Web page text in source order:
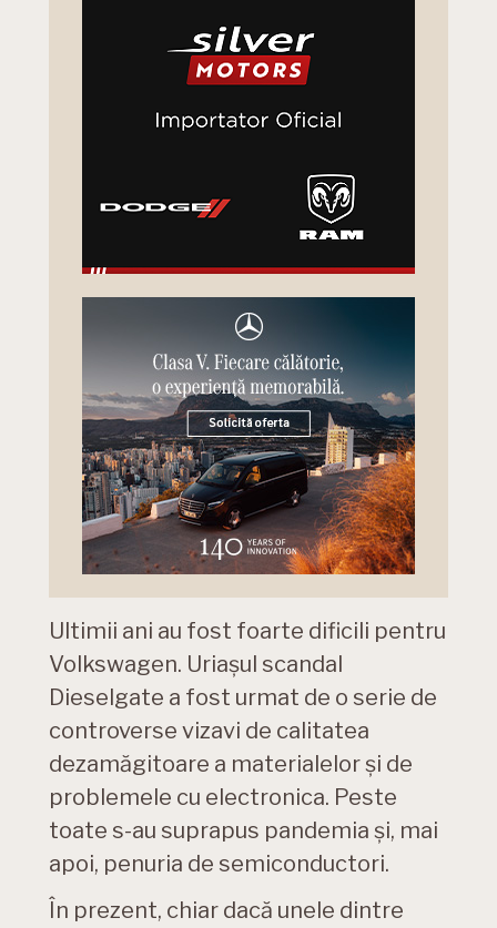
Ultimii ani au fost foarte dificili pentru
Volkswagen. Uriașul scandal
Dieselgate a fost urmat de o serie de
controverse vizavi de calitatea
dezamăgitoare a materialelor și de
problemele cu electronica. Peste
toate s-au suprapus pandemia și, mai
apoi, penuria de semiconductori.
În prezent, chiar dacă unele dintre